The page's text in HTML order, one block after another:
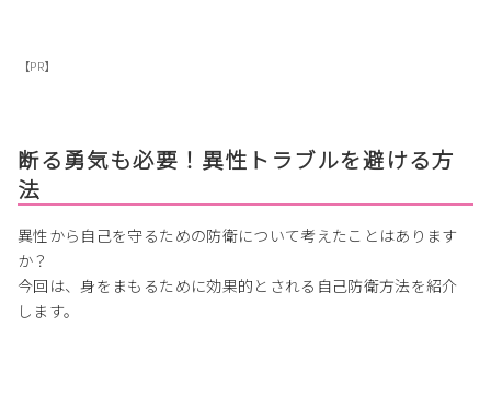
【PR】
断る勇気も必要！異性トラブルを避ける方
法
異性から自己を守るための防衛について考えたことはあります
か？
今回は、身をまもるために効果的とされる自己防衛方法を紹介
します。